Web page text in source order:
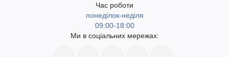
Час роботи
понеділок-неділя
09:00-18:00
Ми в соціальних мережах: